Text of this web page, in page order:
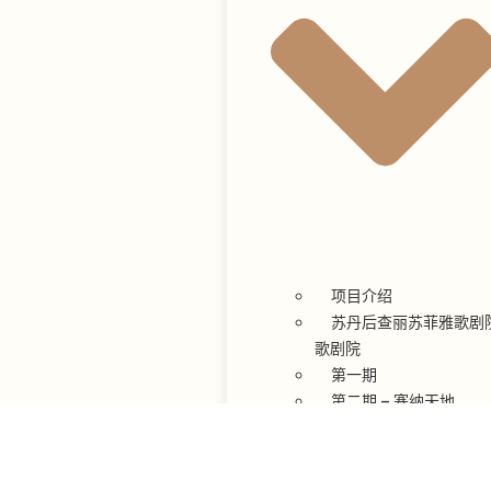
项目介绍
苏丹后查丽苏菲雅歌剧
歌剧院
第一期
第二期 – 塞纳天地